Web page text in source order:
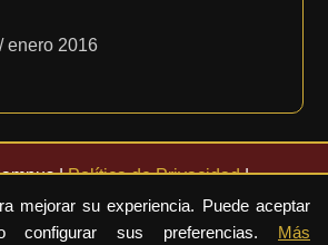
enero 2016
|Política de Privacidad|
|Aviso Legal|
Política de
|Configurar Cookies
mejorar su experiencia. Puede aceptar
configurar sus preferencias. Más